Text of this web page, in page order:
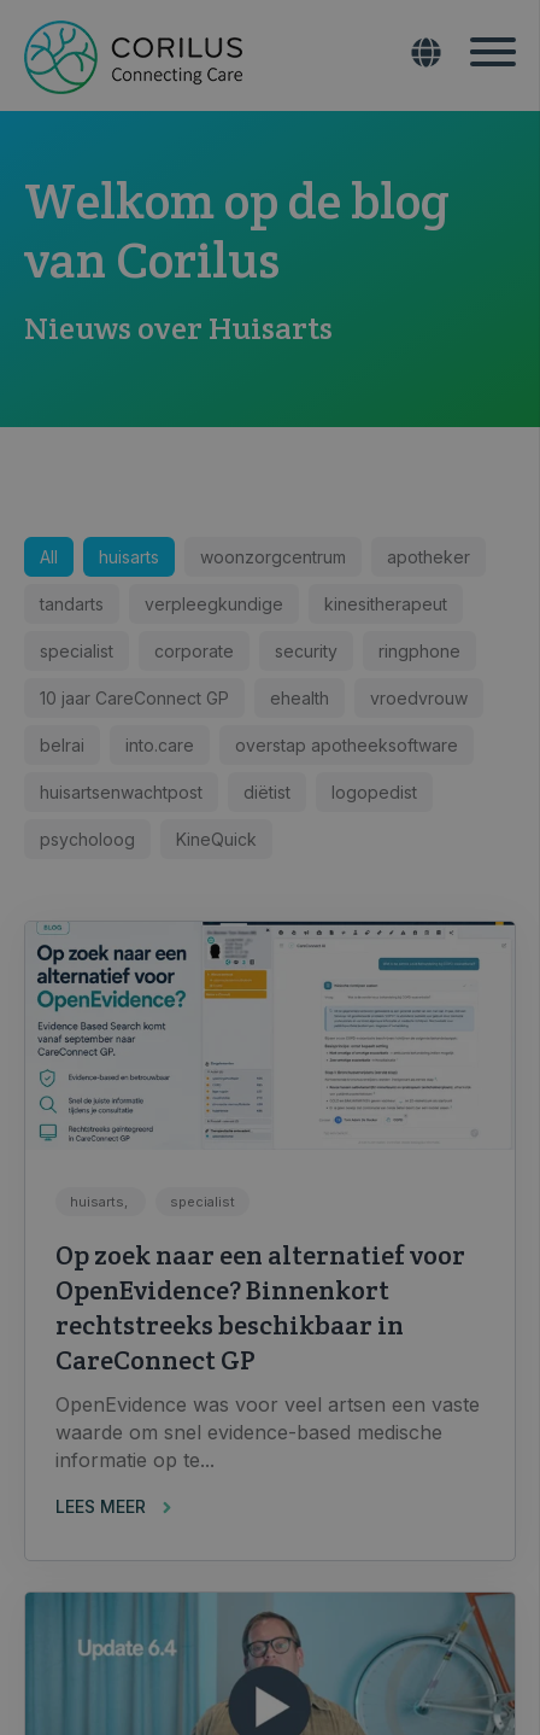
Welkom op de blog
van Corilus
Nieuws over Huisarts
All huisarts woonzorgcentrum apotheker
tandarts verpleegkundige kinesitherapeut
specialist corporate security ringphone
10 jaar CareConnect GP ehealth vroedvrouw
belrai into.care overstap apotheeksoftware
huisartsenwachtpost diëtist logopedist
psycholoog KineQuick
huisarts, specialist
Op zoek naar een alternatief voor
OpenEvidence? Binnenkort
rechtstreeks beschikbaar in
CareConnect GP
OpenEvidence was voor veel artsen een vaste
waarde om snel evidence-based medische
informatie op te...
LEES MEER